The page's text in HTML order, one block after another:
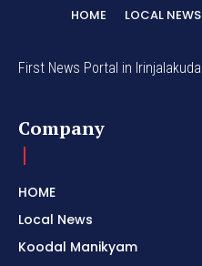
HOME LOCAL NEWS
First News Portal in Irinjalakuda.
Company
HOME
Local News
Koodal Manikyam